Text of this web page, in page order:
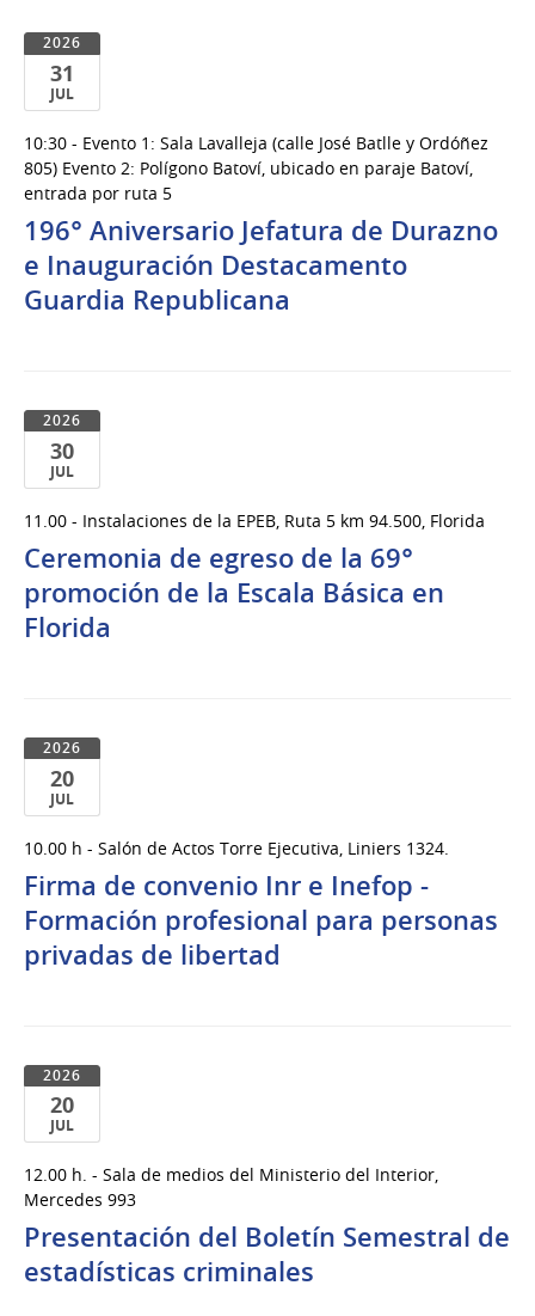
2026
31
JUL
de
Jul
2026
10:30 - Evento 1: Sala Lavalleja (calle José Batlle y Ordóñez
805) Evento 2: Polígono Batoví, ubicado en paraje Batoví,
entrada por ruta 5
196° Aniversario Jefatura de Durazno
e Inauguración Destacamento
Guardia Republicana
2026
30
JUL
de
Jul
del
2026
11.00 - Instalaciones de la EPEB, Ruta 5 km 94.500, Florida
Ceremonia de egreso de la 69°
promoción de la Escala Básica en
Florida
2026
20
JUL
de
Jul
del
2026
10.00 h - Salón de Actos Torre Ejecutiva, Liniers 1324.
Firma de convenio Inr e Inefop -
Formación profesional para personas
privadas de libertad
2026
20
JUL
de
Jul
del
2026
12.00 h. - Sala de medios del Ministerio del Interior,
Mercedes 993
Presentación del Boletín Semestral de
estadísticas criminales